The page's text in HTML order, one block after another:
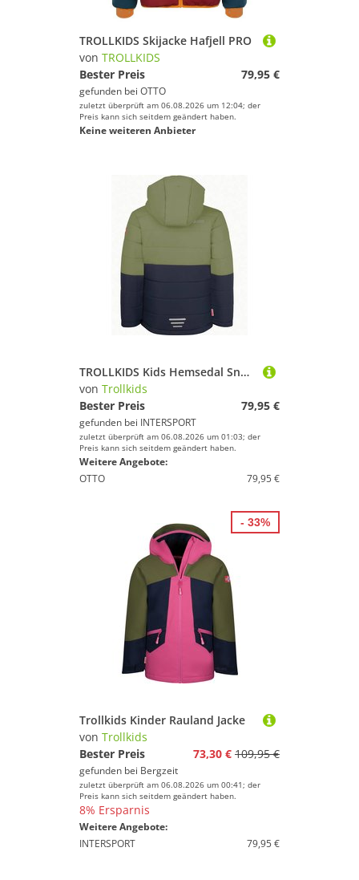
TROLLKIDS Skijacke Hafjell PRO
von TROLLKIDS
Bester Preis
79,95 €
gefunden bei OTTO
zuletzt überprüft am 06.08.2026 um 12:04; der
Preis kann sich seitdem geändert haben.
Keine weiteren Anbieter
TROLLKIDS Kids Hemsedal Snow Jacket XT
von Trollkids
Bester Preis
79,95 €
gefunden bei INTERSPORT
zuletzt überprüft am 06.08.2026 um 01:03; der
Preis kann sich seitdem geändert haben.
Weitere Angebote:
OTTO
79,95 €
Trollkids Kinder Rauland Jacke
von Trollkids
Bester Preis
73,30 € 109,95 €
gefunden bei Bergzeit
zuletzt überprüft am 06.08.2026 um 00:41; der
Preis kann sich seitdem geändert haben.
8% Ersparnis
Weitere Angebote:
INTERSPORT
79,95 €
- 33%